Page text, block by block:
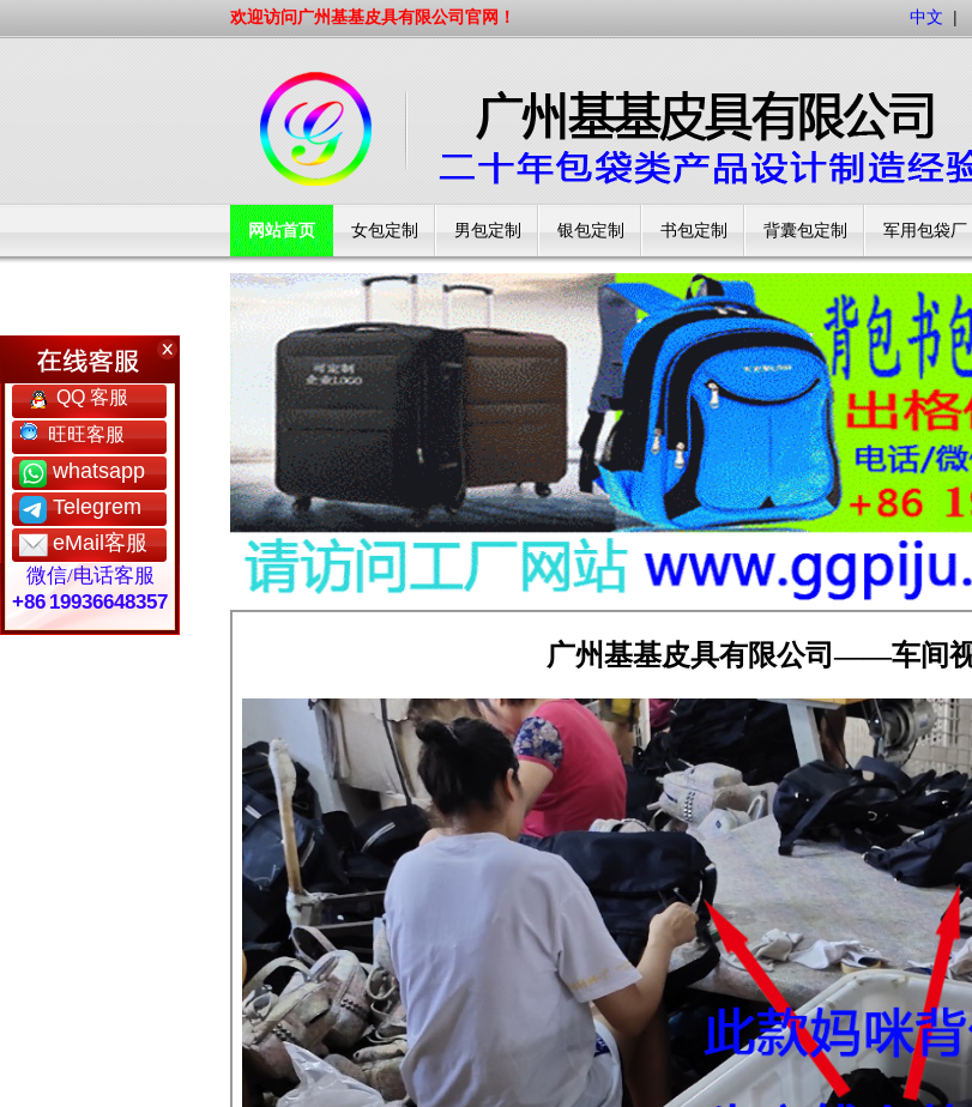
欢迎访问广州基基皮具有限公司官网！ 中文 |
网站首页 女包定制 男包定制 银包定制 书包定制 背囊包定制 军用包袋厂
工厂简介
QQ 客服
旺旺客服
whatsapp
Telegrem
eMail客服
微信/电话客服
+86 19936648357